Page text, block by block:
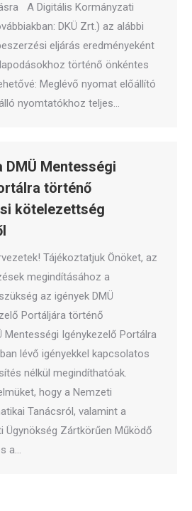
A Digitális Kormányzati
DKÜ Zrt.) az alábbi
eljárás eredményeként
történő önkéntes
Meglévő nyomat előállító
nyomtatókhoz teljes…
Mentességi
történő
kötelezettség
Tájékoztatjuk Önöket, az
megindításához a
az igények DMÜ
Portáljára történő
Mentességi Igénykezelő Portálra
lévő igényekkel kapcsolatos
nélkül megindíthatóak.
hogy a Nemzeti
Tanácsról, valamint a
Ügynökség Zártkörűen Működő
a…